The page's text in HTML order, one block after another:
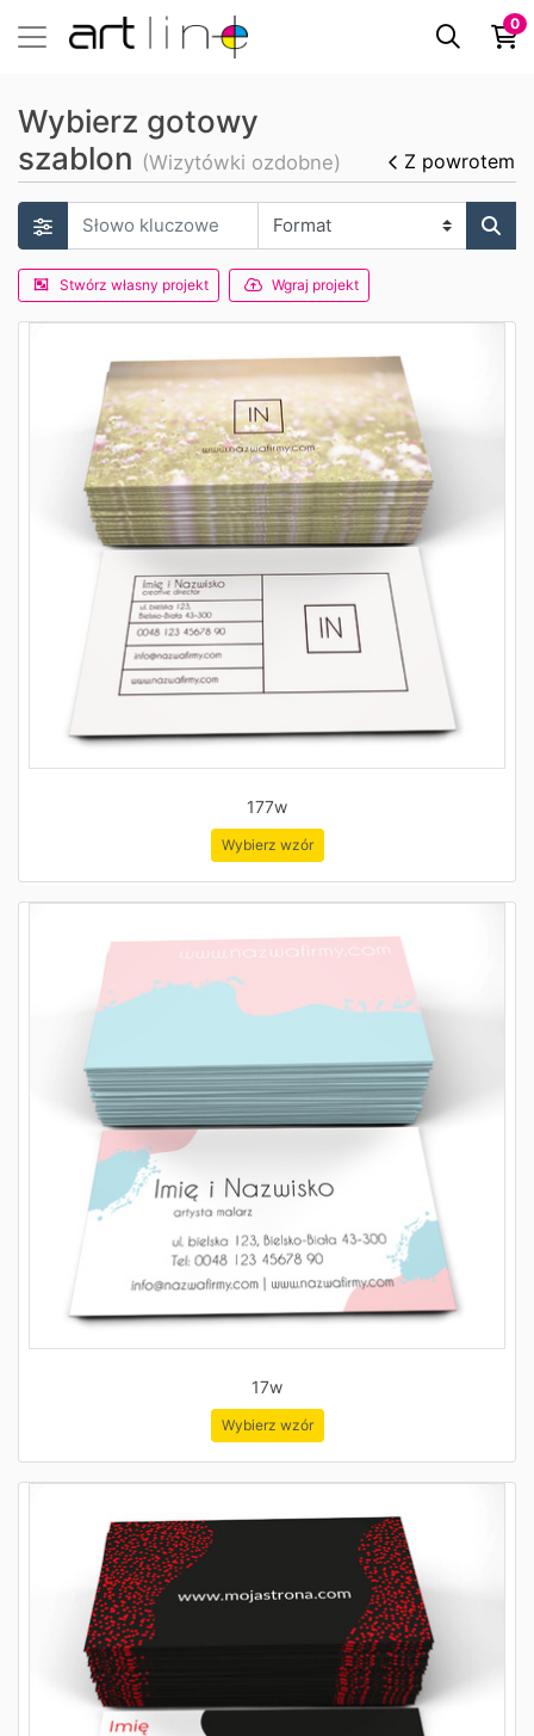
0
Wybierz gotowy
szablon (Wizytówki ozdobne) Z powrotem
Stwórz własny projekt Wgraj projekt
177w
Wybierz wzór
17w
Wybierz wzór